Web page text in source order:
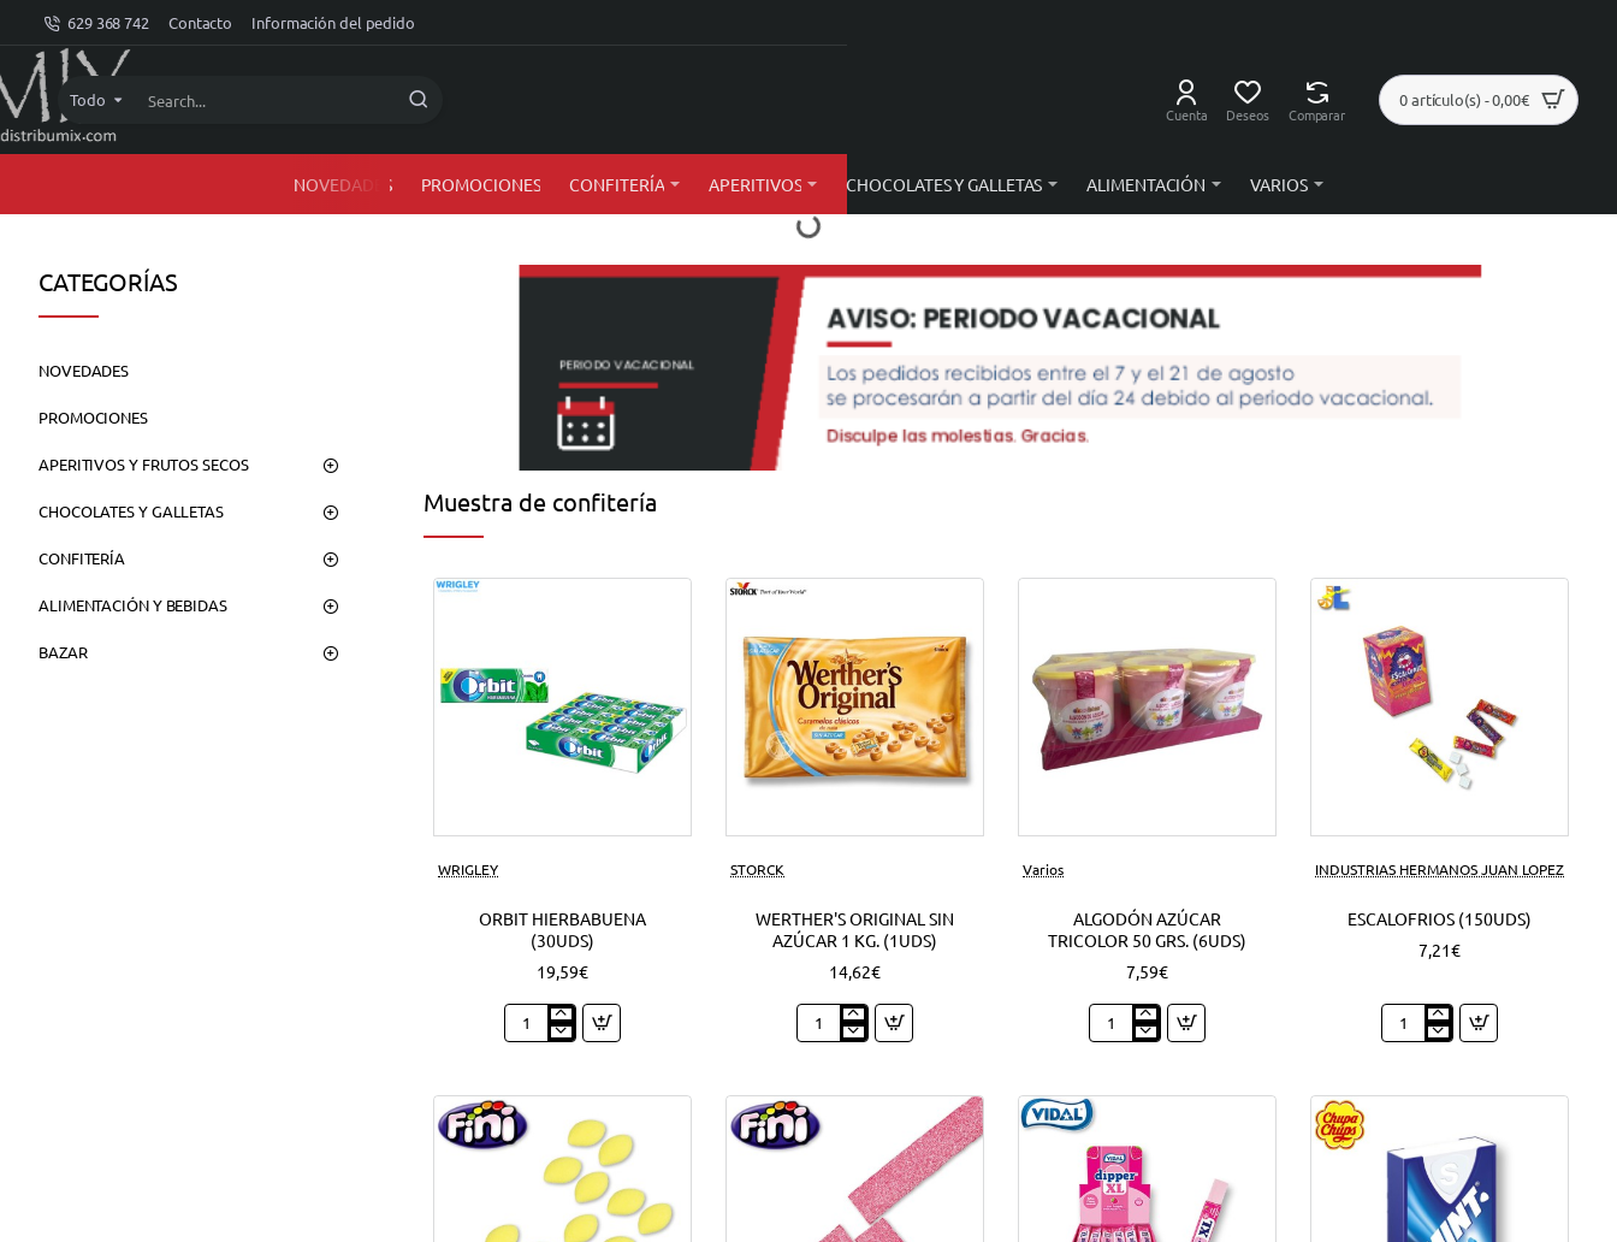
dMIX
Online
629 368 742 Contacto Información del pedido
Todo
Search... Cuenta Deseos Comparar
0 artículo(s) - 0,00€
NOVEDADES PROMOCIONES CONFITERÍA APERITIVOS CHOCOLATES Y GALLETAS ALIMENTACIÓN VARIOS
CATEGORÍAS
NOVEDADES
PROMOCIONES
APERITIVOS Y FRUTOS SECOS
CHOCOLATES Y GALLETAS
CONFITERÍA
ALIMENTACIÓN Y BEBIDAS
BAZAR
Muestra de confitería
WRIGLEY
ORBIT HIERBABUENA
(30UDS)
19,59€
Orbit
Hierbabuena
STORCK
WERTHER'S ORIGINAL SIN
AZÚCAR 1 KG. (1UDS)
14,62€
Werther's
Original
1
Kg.
(1Uds)
Varios
ALGODÓN AZÚCAR
TRICOLOR 50 GRS. (6UDS)
7,59€
Algodón
azúcar
Grs.
(6Uds)
INDUSTRIAS HERMANOS JUAN LOPEZ
ESCALOFRIOS (150UDS)
7,21€
Escalofrios
(150Uds)